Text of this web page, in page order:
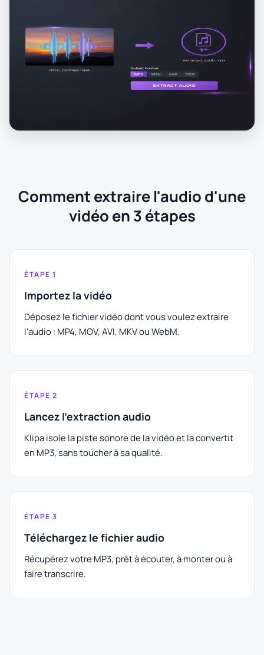
Comment extraire l'audio d'une
vidéo en 3 étapes
ÉTAPE 1
Importez la vidéo
Déposez le fichier vidéo dont vous voulez extraire
l'audio : MP4, MOV, AVI, MKV ou WebM.
ÉTAPE 2
Lancez l'extraction audio
Klipa isole la piste sonore de la vidéo et la convertit
en MP3, sans toucher à sa qualité.
ÉTAPE 3
Téléchargez le fichier audio
Récupérez votre MP3, prêt à écouter, à monter ou à
faire transcrire.